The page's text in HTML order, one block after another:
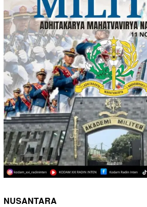
NUSANTARA